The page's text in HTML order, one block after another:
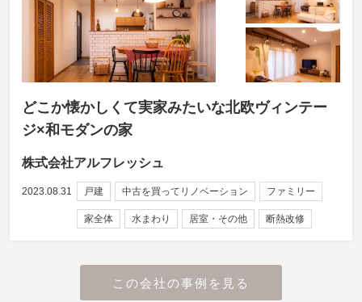
どこか懐かしくて実家みたいな北欧ヴィンテー
ジ×和モダンの家
株式会社アルフレッシュ
2023.08.31 戸建 中古を買ってリノベーション ファミリー
家全体 水まわり 居室・その他 断熱改修
この会社の事例を見る